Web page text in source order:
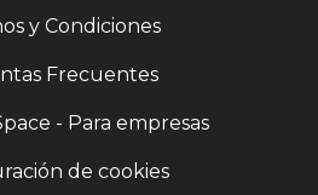
y Condiciones
Frecuentes
- Para empresas
de cookies